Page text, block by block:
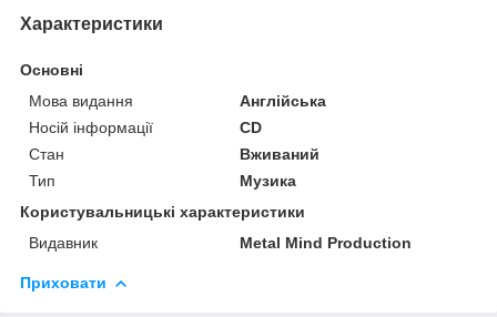
Характеристики
Основні
Мова видання
Англійська
Носій інформації
CD
Стан
Вживаний
Тип
Музика
Користувальницькі характеристики
Видавник
Metal Mind Production
Приховати